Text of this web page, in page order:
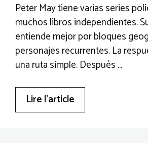
Peter May tiene varias series
muchos libros independientes.
entiende mejor por bloques
personajes recurrentes. La
una ruta simple. Después …
Lire l’article